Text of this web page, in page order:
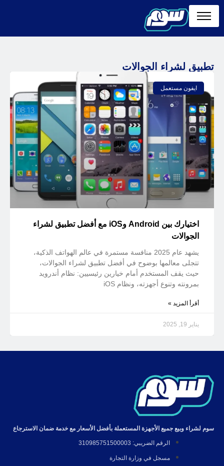
تطبيق لشراء الجوالات
ايفون مستعمل
اختيارك بين Android وiOS مع أفضل تطبيق لشراء
الجوالات
يشهد عام 2025 منافسة مستمرة في عالم الهواتف الذكية،
تتجلى معالمها بوضوح في أفضل تطبيق لشراء الجوالات،
حيث يقف المستخدم أمام خيارين رئيسيين: نظام أندرويد
بمرونته وتنوع أجهزته، ونظام iOS
أقرأ المزيد »
يناير 19, 2025
سوم لشراء وبيع جميع الأجهزة المستعملة بأفضل الأسعار مع خدمة ضمان الاسترجاع
الرقم الضريبي: 310985751500003
مسجل في وزارة التجارة